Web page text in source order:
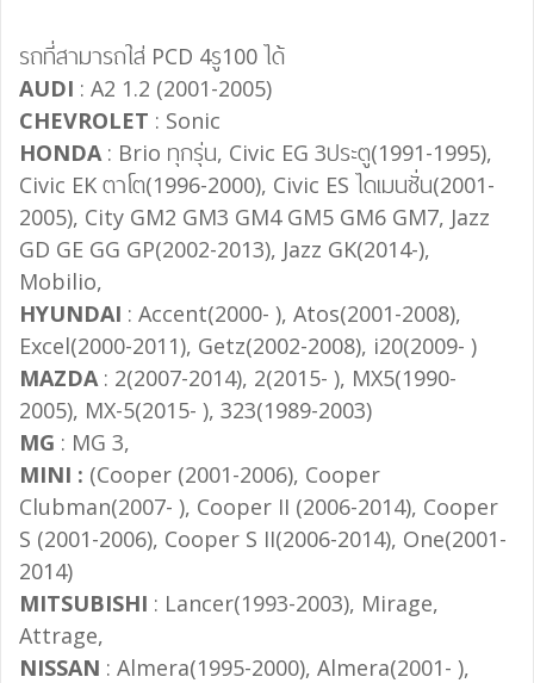
รถที่สามารถใส่ PCD 4รู100 ได้
AUDI : A2 1.2 (2001-2005)
CHEVROLET : Sonic
HONDA: Brio ทุกรุ่น, Civic EG 3ประตู(1991-1995),
Civic EK ตาโต(1996-2000), Civic ES ไดเมนชั่น(2001-
2005), City GM2 GM3 GM4 GM5 GM6 GM7, Jazz
GD GE GG GP(2002-2013), Jazz GK(2014-),
Mobilio,
HYUNDAI : Accent(2000- ), Atos(2001-2008),
Excel(2000-2011), Getz(2002-2008), i20(2009- )
MAZDA: 2(2007-2014), 2(2015- ), MX5(1990-
2005), MX-5(2015- ), 323(1989-2003)
MG : MG 3,
MINI : (Cooper (2001-2006), Cooper
Clubman(2007- ), Cooper II (2006-2014), Cooper
S (2001-2006), Cooper S II(2006-2014), One(2001-
2014)
MITSUBISHI : Lancer(1993-2003), Mirage,
Attrage,
NISSAN : Almera(1995-2000), Almera(2001- ),